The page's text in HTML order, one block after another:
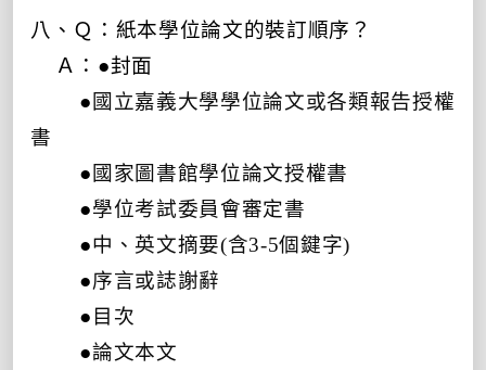
八、Ｑ：紙本學位論文的裝訂順序？
Ａ：●封面
●國立嘉義大學學位論文或各類報告授權
書
●國家圖書館學位論文授權書
●學位考試委員會審定書
●中、英文摘要(含3-5個鍵字)
●序言或誌謝辭
● 目次
●論文本文